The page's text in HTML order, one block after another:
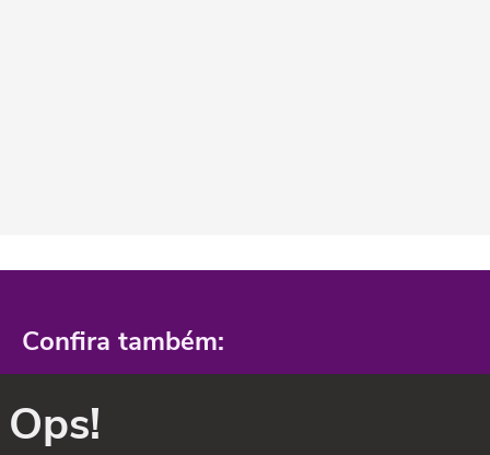
Confira também:
Ops!